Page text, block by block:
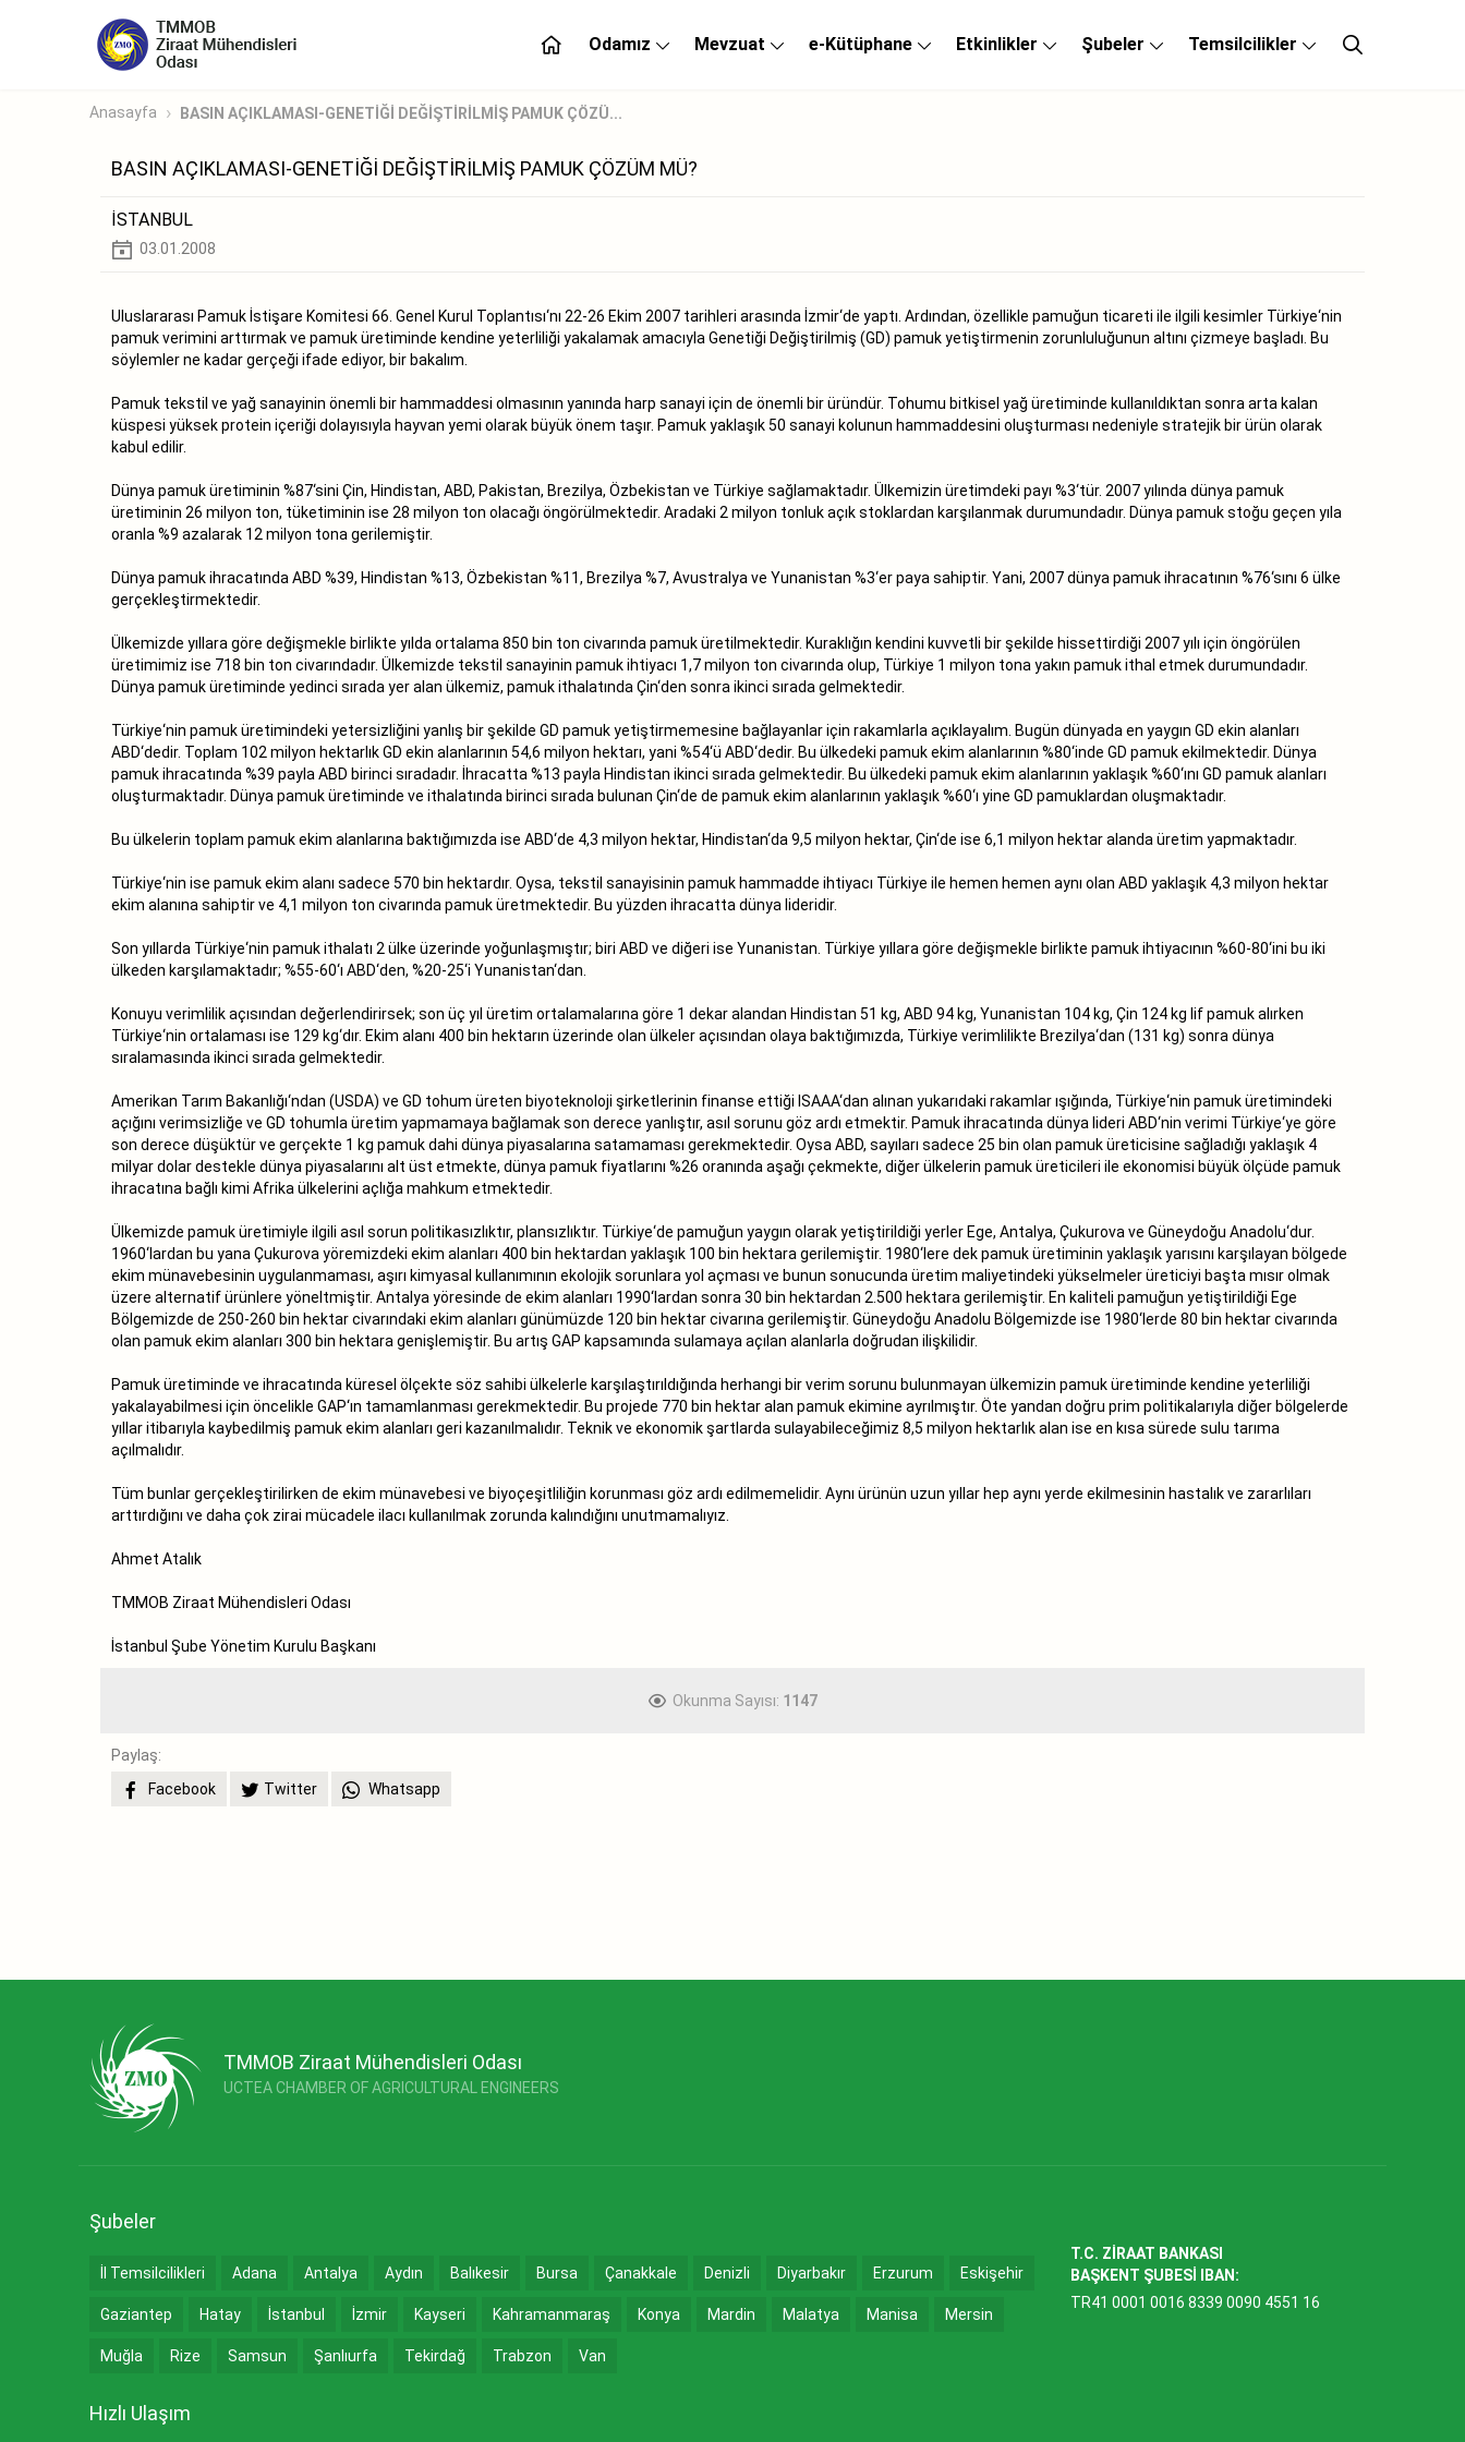
Odamız Mevzuat e-Kütüphane Etkinlikler Şubeler Temsilcilikler
Anasayfa BASIN AÇIKLAMASI-GENETİĞİ DEĞİŞTİRİLMİŞ PAMUK ÇÖZÜ...
BASIN AÇIKLAMASI-GENETİĞİ DEĞİŞTİRİLMİŞ PAMUK ÇÖZÜM MÜ?
İSTANBUL
03.01.2008
Uluslararası Pamuk İstişare Komitesi 66. Genel Kurul Toplantısı‘nı 22-26 Ekim 2007 tarihleri arasında İzmir‘de yaptı. Ardından, özellikle pamuğun ticareti ile ilgili kesimler Türkiye‘nin
pamuk verimini arttırmak ve pamuk üretiminde kendine yeterliliği yakalamak amacıyla Genetiği Değiştirilmiş (GD) pamuk yetiştirmenin zorunluluğunun altını çizmeye başladı. Bu
söylemler ne kadar gerçeği ifade ediyor, bir bakalım.
Pamuk tekstil ve yağ sanayinin önemli bir hammaddesi olmasının yanında harp sanayi için de önemli bir üründür. Tohumu bitkisel yağ üretiminde kullanıldıktan sonra arta kalan
küspesi yüksek protein içeriği dolayısıyla hayvan yemi olarak büyük önem taşır. Pamuk yaklaşık 50 sanayi kolunun hammaddesini oluşturması nedeniyle stratejik bir ürün olarak
kabul edilir.
Dünya pamuk üretiminin %87‘sini Çin, Hindistan, ABD, Pakistan, Brezilya, Özbekistan ve Türkiye sağlamaktadır. Ülkemizin üretimdeki payı %3‘tür. 2007 yılında dünya pamuk
üretiminin 26 milyon ton, tüketiminin ise 28 milyon ton olacağı öngörülmektedir. Aradaki 2 milyon tonluk açık stoklardan karşılanmak durumundadır. Dünya pamuk stoğu geçen yıla
oranla %9 azalarak 12 milyon tona gerilemiştir.
Dünya pamuk ihracatında ABD %39, Hindistan %13, Özbekistan %11, Brezilya %7, Avustralya ve Yunanistan %3‘er paya sahiptir. Yani, 2007 dünya pamuk ihracatının %76‘sını 6 ülke
gerçekleştirmektedir.
Ülkemizde yıllara göre değişmekle birlikte yılda ortalama 850 bin ton civarında pamuk üretilmektedir. Kuraklığın kendini kuvvetli bir şekilde hissettirdiği 2007 yılı için öngörülen
üretimimiz ise 718 bin ton civarındadır. Ülkemizde tekstil sanayinin pamuk ihtiyacı 1,7 milyon ton civarında olup, Türkiye 1 milyon tona yakın pamuk ithal etmek durumundadır.
Dünya pamuk üretiminde yedinci sırada yer alan ülkemiz, pamuk ithalatında Çin‘den sonra ikinci sırada gelmektedir.
Türkiye‘nin pamuk üretimindeki yetersizliğini yanlış bir şekilde GD pamuk yetiştirmemesine bağlayanlar için rakamlarla açıklayalım. Bugün dünyada en yaygın GD ekin alanları
ABD‘dedir. Toplam 102 milyon hektarlık GD ekin alanlarının 54,6 milyon hektarı, yani %54‘ü ABD‘dedir. Bu ülkedeki pamuk ekim alanlarının %80‘inde GD pamuk ekilmektedir. Dünya
pamuk ihracatında %39 payla ABD birinci sıradadır. İhracatta %13 payla Hindistan ikinci sırada gelmektedir. Bu ülkedeki pamuk ekim alanlarının yaklaşık %60‘ını GD pamuk alanları
oluşturmaktadır. Dünya pamuk üretiminde ve ithalatında birinci sırada bulunan Çin‘de de pamuk ekim alanlarının yaklaşık %60‘ı yine GD pamuklardan oluşmaktadır.
Bu ülkelerin toplam pamuk ekim alanlarına baktığımızda ise ABD‘de 4,3 milyon hektar, Hindistan‘da 9,5 milyon hektar, Çin‘de ise 6,1 milyon hektar alanda üretim yapmaktadır.
Türkiye‘nin ise pamuk ekim alanı sadece 570 bin hektardır. Oysa, tekstil sanayisinin pamuk hammadde ihtiyacı Türkiye ile hemen hemen aynı olan ABD yaklaşık 4,3 milyon hektar
ekim alanına sahiptir ve 4,1 milyon ton civarında pamuk üretmektedir. Bu yüzden ihracatta dünya lideridir.
Son yıllarda Türkiye‘nin pamuk ithalatı 2 ülke üzerinde yoğunlaşmıştır; biri ABD ve diğeri ise Yunanistan. Türkiye yıllara göre değişmekle birlikte pamuk ihtiyacının %60-80‘ini bu iki
ülkeden karşılamaktadır; %55-60‘ı ABD‘den, %20-25‘i Yunanistan‘dan.
Konuyu verimlilik açısından değerlendirirsek; son üç yıl üretim ortalamalarına göre 1 dekar alandan Hindistan 51 kg, ABD 94 kg, Yunanistan 104 kg, Çin 124 kg lif pamuk alırken
Türkiye‘nin ortalaması ise 129 kg‘dır. Ekim alanı 400 bin hektarın üzerinde olan ülkeler açısından olaya baktığımızda, Türkiye verimlilikte Brezilya‘dan (131 kg) sonra dünya
sıralamasında ikinci sırada gelmektedir.
Amerikan Tarım Bakanlığı‘ndan (USDA) ve GD tohum üreten biyoteknoloji şirketlerinin finanse ettiği ISAAA‘dan alınan yukarıdaki rakamlar ışığında, Türkiye‘nin pamuk üretimindeki
açığını verimsizliğe ve GD tohumla üretim yapmamaya bağlamak son derece yanlıştır, asıl sorunu göz ardı etmektir. Pamuk ihracatında dünya lideri ABD‘nin verimi Türkiye‘ye göre
son derece düşüktür ve gerçekte 1 kg pamuk dahi dünya piyasalarına satamaması gerekmektedir. Oysa ABD, sayıları sadece 25 bin olan pamuk üreticisine sağladığı yaklaşık 4
milyar dolar destekle dünya piyasalarını alt üst etmekte, dünya pamuk fiyatlarını %26 oranında aşağı çekmekte, diğer ülkelerin pamuk üreticileri ile ekonomisi büyük ölçüde pamuk
ihracatına bağlı kimi Afrika ülkelerini açlığa mahkum etmektedir.
Ülkemizde pamuk üretimiyle ilgili asıl sorun politikasızlıktır, plansızlıktır. Türkiye‘de pamuğun yaygın olarak yetiştirildiği yerler Ege, Antalya, Çukurova ve Güneydoğu Anadolu‘dur.
1960‘lardan bu yana Çukurova yöremizdeki ekim alanları 400 bin hektardan yaklaşık 100 bin hektara gerilemiştir. 1980‘lere dek pamuk üretiminin yaklaşık yarısını karşılayan bölgede
ekim münavebesinin uygulanmaması, aşırı kimyasal kullanımının ekolojik sorunlara yol açması ve bunun sonucunda üretim maliyetindeki yükselmeler üreticiyi başta mısır olmak
üzere alternatif ürünlere yöneltmiştir. Antalya yöresinde de ekim alanları 1990‘lardan sonra 30 bin hektardan 2.500 hektara gerilemiştir. En kaliteli pamuğun yetiştirildiği Ege
Bölgemizde de 250-260 bin hektar civarındaki ekim alanları günümüzde 120 bin hektar civarına gerilemiştir. Güneydoğu Anadolu Bölgemizde ise 1980‘lerde 80 bin hektar civarında
olan pamuk ekim alanları 300 bin hektara genişlemiştir. Bu artış GAP kapsamında sulamaya açılan alanlarla doğrudan ilişkilidir.
Pamuk üretiminde ve ihracatında küresel ölçekte söz sahibi ülkelerle karşılaştırıldığında herhangi bir verim sorunu bulunmayan ülkemizin pamuk üretiminde kendine yeterliliği
yakalayabilmesi için öncelikle GAP‘ın tamamlanması gerekmektedir. Bu projede 770 bin hektar alan pamuk ekimine ayrılmıştır. Öte yandan doğru prim politikalarıyla diğer bölgelerde
yıllar itibarıyla kaybedilmiş pamuk ekim alanları geri kazanılmalıdır. Teknik ve ekonomik şartlarda sulayabileceğimiz 8,5 milyon hektarlık alan ise en kısa sürede sulu tarıma
açılmalıdır.
Tüm bunlar gerçekleştirilirken de ekim münavebesi ve biyoçeşitliliğin korunması göz ardı edilmemelidir. Aynı ürünün uzun yıllar hep aynı yerde ekilmesinin hastalık ve zararlıları
arttırdığını ve daha çok zirai mücadele ilacı kullanılmak zorunda kalındığını unutmamalıyız.
Ahmet Atalık
TMMOB Ziraat Mühendisleri Odası
İstanbul Şube Yönetim Kurulu Başkanı
Okunma Sayısı: 1147
Paylaş:
Facebook
Twitter Whatsapp
TMMOB Ziraat Mühendisleri Odası
UCTEA CHAMBER OF AGRICULTURAL ENGINEERS
Şubeler
İl Temsilcilikleri Adana Antalya Aydın Balıkesir Bursa Çanakkale Denizli Diyarbakır Erzurum Eskişehir
Gaziantep Hatay İstanbul İzmir Kayseri Kahramanmaraş Konya Mardin Malatya Manisa Mersin
Muğla Rize Samsun Şanlıurfa Tekirdağ Trabzon Van
Hızlı Ulaşım
T.C. ZİRAAT BANKASI
BAŞKENT ŞUBESİ IBAN:
TR41 0001 0016 8339 0090 4551 16